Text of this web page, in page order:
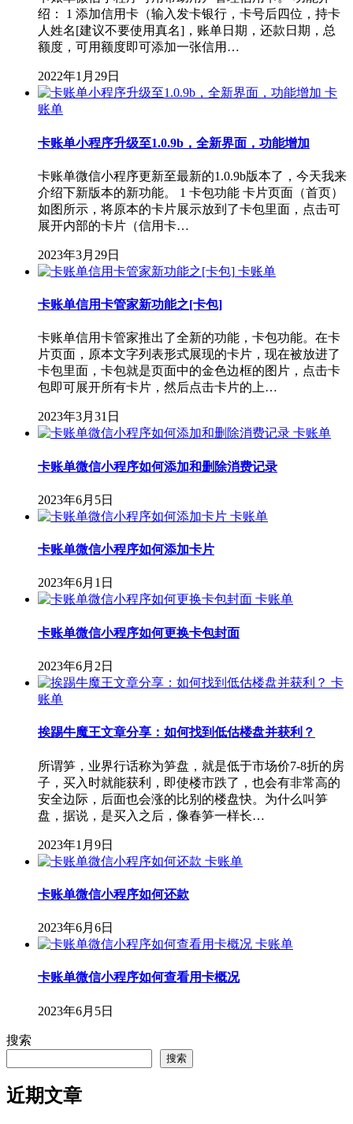
绍： 1 添加信用卡（输入发卡银行，卡号后四位，持卡
人姓名[建议不要使用真名]，账单日期，还款日期，总
额度，可用额度即可添加一张信用…
2022年1月29日
卡
账单
卡账单小程序升级至1.0.9b，全新界面，功能增加
卡账单微信小程序更新至最新的1.0.9b版本了，今天我来
介绍下新版本的新功能。 1 卡包功能 卡片页面（首页）
如图所示，将原本的卡片展示放到了卡包里面，点击可
展开内部的卡片（信用卡…
2023年3月29日
卡账单
卡账单信用卡管家新功能之[卡包]
卡账单信用卡管家推出了全新的功能，卡包功能。在卡
片页面，原本文字列表形式展现的卡片，现在被放进了
卡包里面，卡包就是页面中的金色边框的图片，点击卡
包即可展开所有卡片，然后点击卡片的上…
2023年3月31日
卡账单
卡账单微信小程序如何添加和删除消费记录
2023年6月5日
卡账单
卡账单微信小程序如何添加卡片
2023年6月1日
卡账单
卡账单微信小程序如何更换卡包封面
2023年6月2日
卡
账单
挨踢牛魔王文章分享：如何找到低估楼盘并获利？
所谓笋，业界行话称为笋盘，就是低于市场价7-8折的房
子，买入时就能获利，即使楼市跌了，也会有非常高的
安全边际，后面也会涨的比别的楼盘快。为什么叫笋
盘，据说，是买入之后，像春笋一样长…
2023年1月9日
卡账单
卡账单微信小程序如何还款
2023年6月6日
卡账单
卡账单微信小程序如何查看用卡概况
2023年6月5日
搜索
搜索
近期文章